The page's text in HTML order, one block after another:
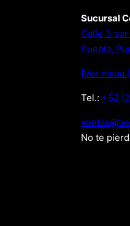
Sucursal
Calle 3 sur
Puebla,
[Ver mapa.]
Tel.: +52
No te